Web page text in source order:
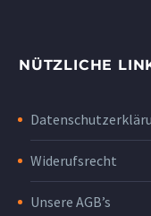
NÜTZLICHE
Widerufsrecht
Unsere AGB’s